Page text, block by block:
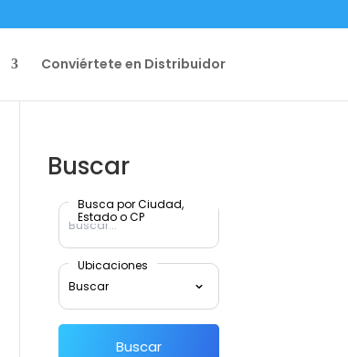
Conviértete en Distribuidor
Buscar
Busca por Ciudad,
Estado o CP
Ubicaciones
Buscar